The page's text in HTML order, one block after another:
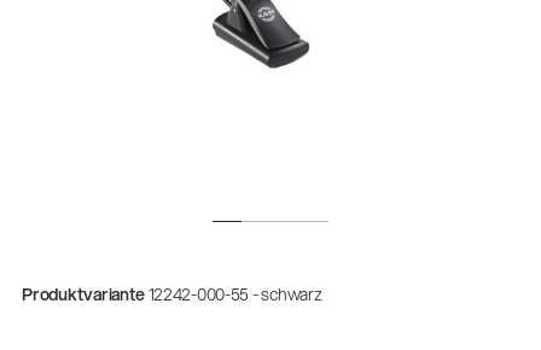
Produktvariante12242-000-55 - schwarz